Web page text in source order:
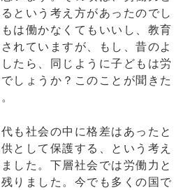
という考え方があったのでし
は働かなくてもいいし、教育
れていますが、もし、昔のよ
たら、同じように子どもは労
しょうか？このことが聞きた
も社会の中に格差はあったと
として保護する、という考え
した。下層社会では労働力と
りました。今でも多くの国で